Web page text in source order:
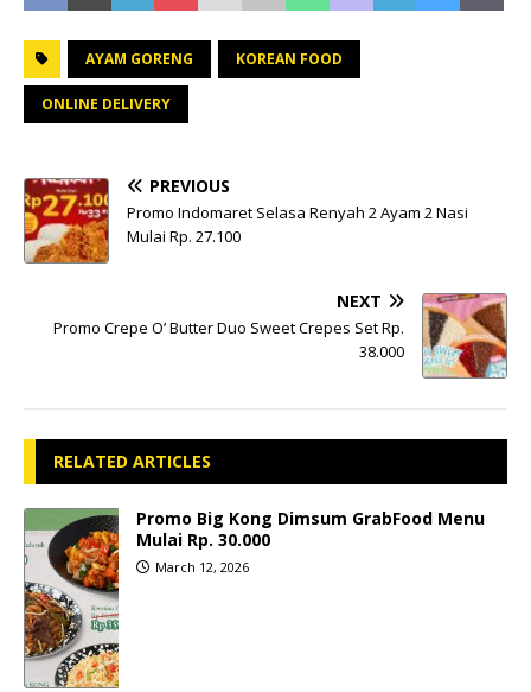
AYAM GORENG KOREAN FOOD
ONLINE DELIVERY
PREVIOUS
Promo Indomaret Selasa Renyah 2 Ayam 2 Nasi
Mulai Rp. 27.100
NEXT
Promo Crepe O’ Butter Duo Sweet Crepes Set Rp.
38.000
RELATED ARTICLES
Promo Big Kong Dimsum GrabFood Menu
Mulai Rp. 30.000
March 12, 2026